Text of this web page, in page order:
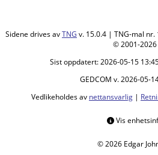
Sidene drives avTNG v. 15.0.4 | TNG-mal
© 2001-2026
Sist oppdatert: 2026-05-15
GEDCOM v. 2026-05-
Vedlikeholdes av nettansvarlig |
Vis
© 2026 Edgar